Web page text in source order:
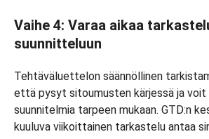
Vaihe 4: Varaa aikaa
suunnitteluun
Tehtäväluettelon säännöllinen
että pysyt sitoumusten kärjessä ja voit
suunnitelmia tarpeen mukaan. GTD:n
kuuluva viikoittainen tarkastelu antaa